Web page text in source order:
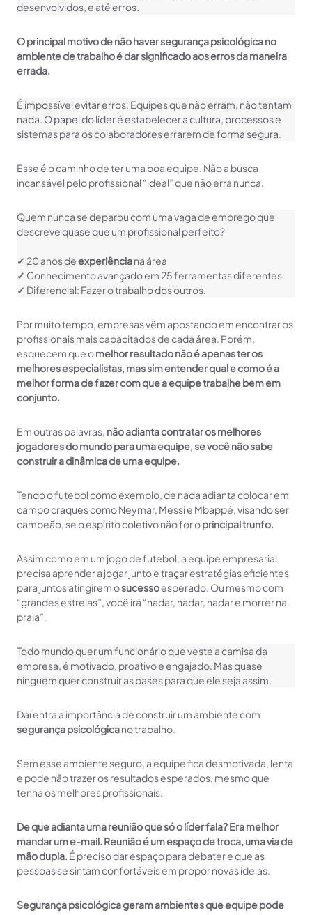
desenvolvidos, e até erros.
O principal motivo de não haver segurança psicológica no
ambiente de trabalho é dar significado aos erros da maneira
errada.
É impossível evitar erros. Equipes que não erram, não tentam
nada. O papel do líder é estabelecer a cultura, processos e
sistemas para os colaboradores errarem de forma segura.
Esse é o caminho de ter uma boa equipe. Não a busca
incansável pelo profissional “ideal” que não erra nunca.
Quem nunca se deparou com uma vaga de emprego que
descreve quase que um profissional perfeito?
✓ 20 anos deexperiênciana área
✓ Conhecimento avançado em 25 ferramentas diferentes
✓ Diferencial: Fazer o trabalho dos outros.
Por muito tempo, empresas vêm apostando em encontrar os
profissionais mais capacitados de cada área. Porém,
esquecem que omelhor resultado não é apenas ter os
melhores especialistas, mas sim entender qual e como é a
melhor forma de fazer com que a equipe trabalhe bem em
conjunto.
Em outras palavras, não adianta contratar os melhores
jogadores do mundo para uma equipe, se você não sabe
construir a dinâmica de uma equipe.
Tendo o futebol como exemplo, de nada adianta colocar em
campo craques como Neymar, Messi e Mbappé, visando ser
campeão, se o espírito coletivo não for oprincipal trunfo.
Assim como em um jogo de futebol, a equipe empresarial
precisa aprender a jogar junto e traçar estratégias eficientes
para juntos atingirem osucessoesperado. Ou mesmo com
“grandes estrelas”, você irá “nadar, nadar, nadar e morrer na
praia”.
Todo mundo quer um funcionário que veste a camisa da
empresa, é motivado, proativo e engajado. Mas quase
ninguém quer construir as bases para que ele seja assim.
Daí entra a importância de construir um ambiente com
segurança psicológicano trabalho.
Sem esse ambiente seguro, a equipe fica desmotivada, lenta
e pode não trazer os resultados esperados, mesmo que
tenha os melhores profissionais.
De que adianta uma reunião que só o líder fala? Era melhor
mandar um e-mail. Reunião é um espaço de troca, uma via de
mão dupla. É preciso dar espaço para debater e que as
pessoas se sintam confortáveis em propor novas ideias.
Segurança psicológica geram ambientes que equipe pode